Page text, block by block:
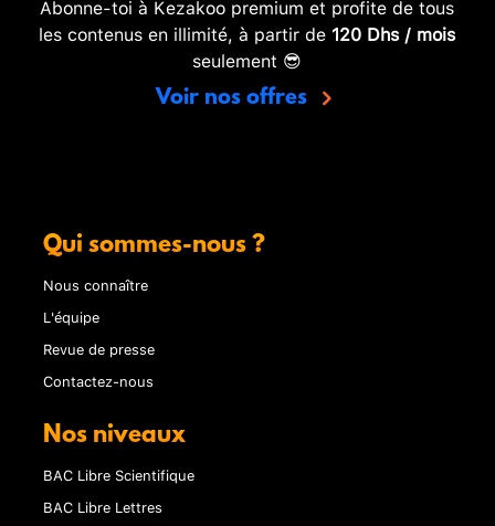
les contenus en illimité, à partir de 120 Dhs / mois
seulement 😎
Voir nos offres
Qui sommes-nous ?
Nous connaître
L'équipe
Revue de presse
Contactez-nous
Nos niveaux
BAC Libre Scientifique
BAC Libre Lettres